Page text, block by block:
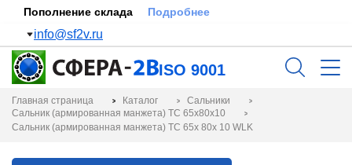
Пополнение склада Подробнее
info@sf2v.ru
ISO 9001
Главная страница Каталог
Сальники
Сальник (армированная манжета) TC 65x80x10
Сальник (армированная манжета) TC 65x 80x 10 WLK